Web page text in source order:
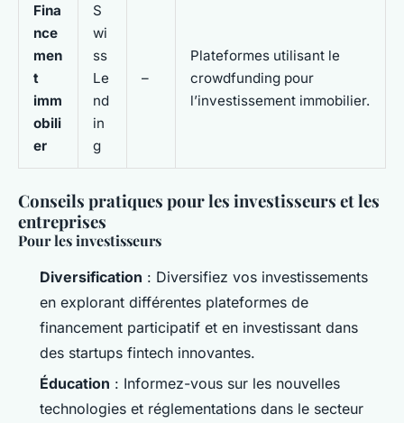
Fina
nce
men
t
imm
obili
er
S
wi
ss
Le
nd
in
g
–
Plateformes utilisant le
crowdfunding pour
l’investissement immobilier.
Conseils pratiques pour les investisseurs et les
entreprises
Pour les investisseurs
Diversification : Diversifiez vos investissements
en explorant différentes plateformes de
financement participatif et en investissant dans
des startups fintech innovantes.
Éducation : Informez-vous sur les nouvelles
technologies et réglementations dans le secteur